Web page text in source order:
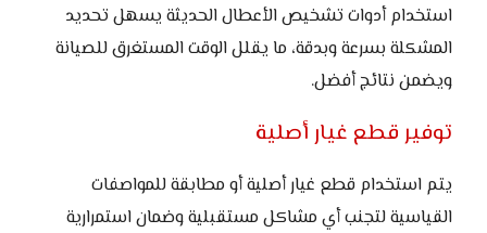
استخدام أدوات تشخيص الأعطال الحديثة يسهل تحديد
المشكلة بسرعة وبدقة، ما يقلل الوقت المستغرق للصيانة
ويضمن نتائج أفضل.
توفير قطع غيار أصلية
يتم استخدام قطع غيار أصلية أو مطابقة للمواصفات
القياسية لتجنب أي مشاكل مستقبلية وضمان استمرارية